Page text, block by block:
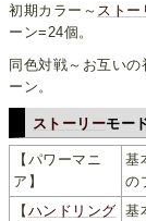
初期カラー～ ストー
ーン=24個。
同色対戦～お互いの
ーン。
ストーリーモー
【パワーマニ
ア】
基
の
【 ハンドリング 基